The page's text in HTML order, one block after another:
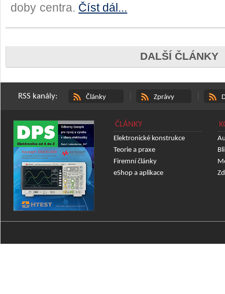
doby centra. Číst dál...
DALŠÍ ČLÁNKY
RSS kanály: Články Zprávy
ČLÁNKY
Elektronické konstrukce
Teorie a praxe
Firemní články
eShop a aplikace